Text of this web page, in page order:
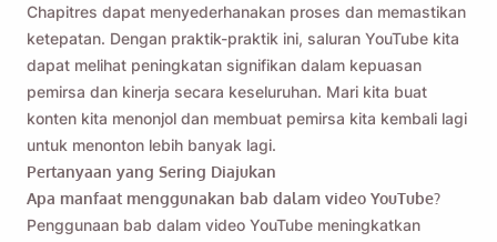
Chapitres dapat menyederhanakan proses dan memastikan
ketepatan. Dengan praktik-praktik ini, saluran YouTube kita
dapat melihat peningkatan signifikan dalam kepuasan
pemirsa dan kinerja secara keseluruhan. Mari kita buat
konten kita menonjol dan membuat pemirsa kita kembali lagi
untuk menonton lebih banyak lagi.
Pertanyaan yang Sering Diajukan
Apa manfaat menggunakan bab dalam video YouTube?
Penggunaan bab dalam video YouTube meningkatkan